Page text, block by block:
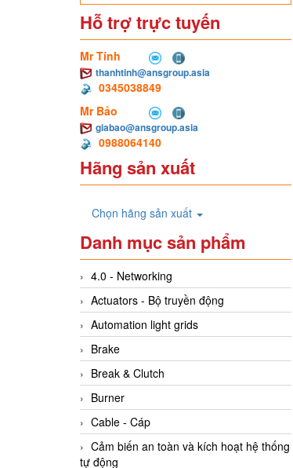
Hỗ trợ trực tuyến
Mr Tính
thanhtinh@ansgroup.asia
0345038849
Mr Bảo
giabao@ansgroup.asia
0988064140
Hãng sản xuất
Chọn hãng sản xuất
Danh mục sản phẩm
4.0 - Networking
Actuators - Bộ truyền động
Automation light grids
Brake
Break & Clutch
Burner
Cable - Cáp
Cảm biến an toàn và kích hoạt hệ thống
tự động